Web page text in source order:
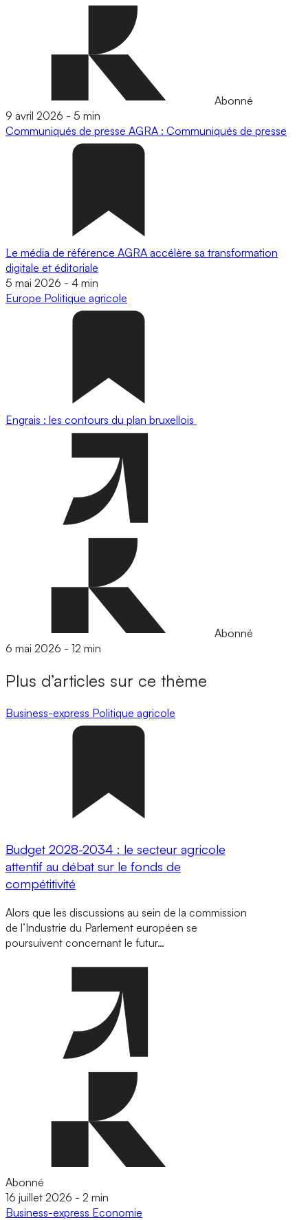
Abonné
9 avril 2026 - 5 min
Communiqués de presse AGRA : Communiqués de presse
Le média de référence AGRA accélère sa transformation
digitale et éditoriale
5 mai 2026 - 4 min
Europe Politique agricole
Engrais : les contours du plan bruxellois
Abonné
6 mai 2026 - 12 min
Plus d’articles sur ce thème
Business-express Politique agricole
Budget 2028-2034 : le secteur agricole
attentif au débat sur le fonds de
compétitivité
Alors que les discussions au sein de la commission
de l’Industrie du Parlement européen se
poursuivent concernant le futur…
Abonné
16 juillet 2026 - 2 min
Business-express Economie